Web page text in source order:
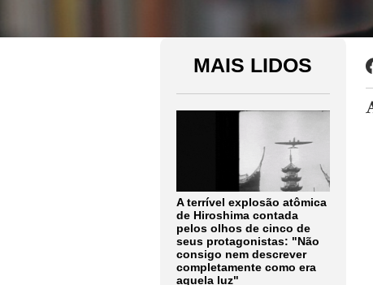
MAIS LIDOS
A terrível explosão atômica
de Hiroshima contada
pelos olhos de cinco de
seus protagonistas: "Não
consigo nem descrever
completamente como era
aquela luz"